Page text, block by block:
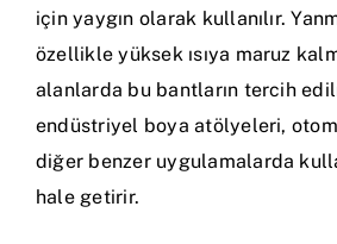
için yaygın olarak kullanılır.
özellikle yüksek ısıya maruz
alanlarda bu bantların tercih
endüstriyel boya atölyeleri,
diğer benzer uygulamalarda
hale getirir.